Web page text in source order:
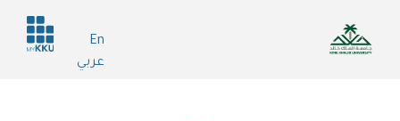
المحتوى
En
عربي
Header
services